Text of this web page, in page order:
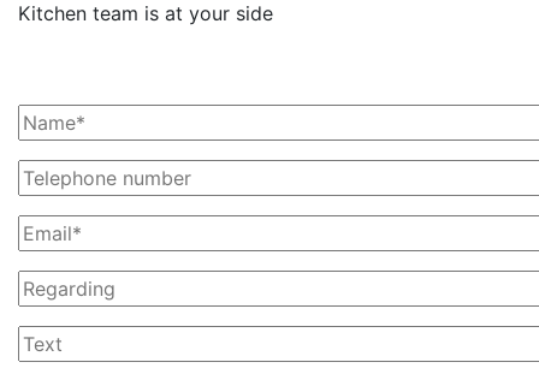
Kitchen team is at your side